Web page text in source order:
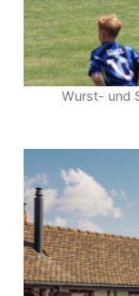
Wurst- und